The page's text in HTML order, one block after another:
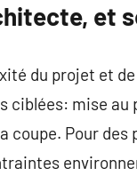
et
du projet et
ciblées: mise au
coupe. Pour